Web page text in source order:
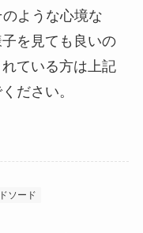
ような心境な
を見ても良いの
ている方は上記
ださい。
ソード